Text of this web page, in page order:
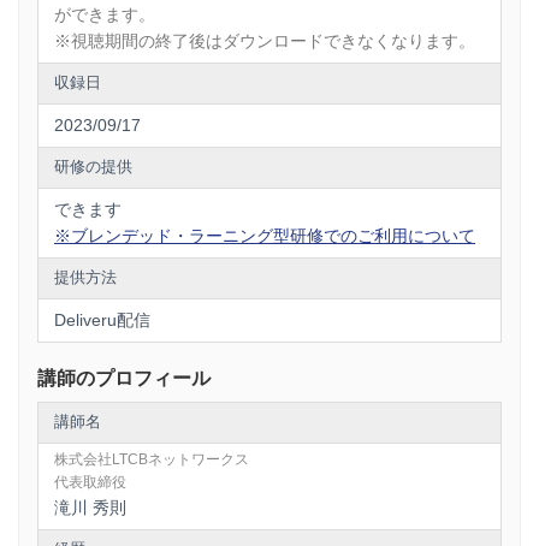
ができます。
※視聴期間の終了後はダウンロードできなくなります。
収録日
2023/09/17
研修の提供
できます
※ブレンデッド・ラーニング型研修でのご利用について
提供方法
Deliveru配信
講師のプロフィール
講師名
株式会社LTCBネットワークス
代表取締役
滝川 秀則